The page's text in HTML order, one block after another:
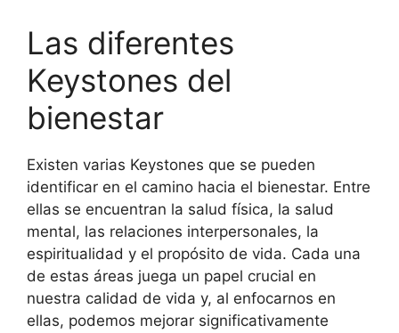
Las diferentes
Keystones del
bienestar
Existen varias Keystones que se pueden
identificar en el camino hacia el bienestar. Entre
ellas se encuentran la salud física, la salud
mental, las relaciones interpersonales, la
espiritualidad y el propósito de vida. Cada una
de estas áreas juega un papel crucial en
nuestra calidad de vida y, al enfocarnos en
ellas, podemos mejorar significativamente